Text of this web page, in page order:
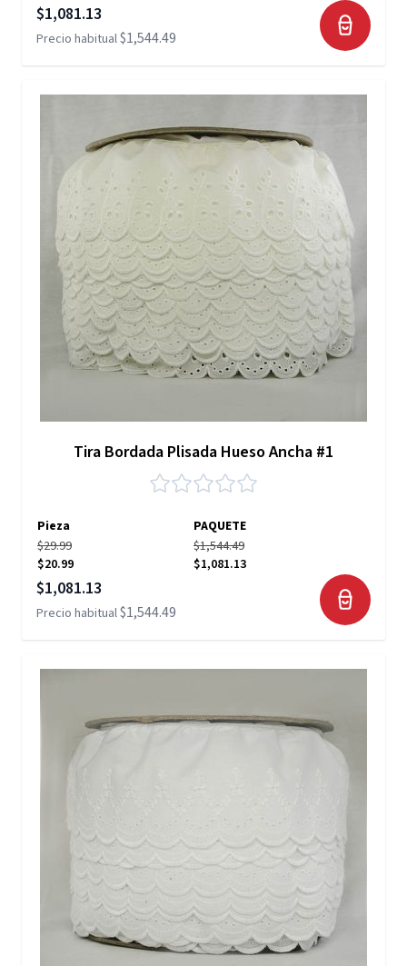
Precio especial
$1,081.13
Precio habitual$1,544.49
Tira Bordada Plisada Hueso Ancha #1
Pieza
PAQUETE
$29.99
$20.99
$1,544.49
$1,081.13
Precio especial
$1,081.13
Precio habitual$1,544.49